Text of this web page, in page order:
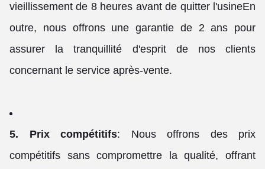
vieillissement de 8 heures avant de quitter l'usineEn
outre, nous offrons une garantie de 2 ans pour
assurer la tranquillité d'esprit de nos clients
concernant le service après-vente.
5. Prix compétitifs: Nous offrons des prix
compétitifs sans compromettre la qualité, offrant